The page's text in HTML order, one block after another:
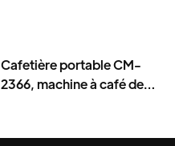
Cafetière portable CM-
2366, machine à café de